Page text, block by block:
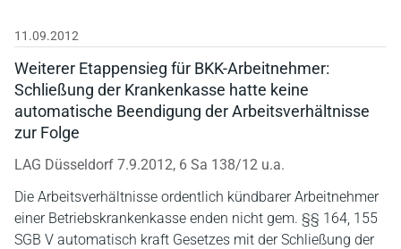
11.09.2012
Weiterer Etappensieg für BKK-Arbeitnehmer:
Schließung der Krankenkasse hatte keine
automatische Beendigung der Arbeitsverhältnisse
zur Folge
LAG Düsseldorf 7.9.2012, 6 Sa 138/12 u.a.
Die Arbeitsverhältnisse ordentlich kündbarer Arbeitnehmer
einer Betriebskrankenkasse enden nicht gem. §§ 164, 155
SGB V automatisch kraft Gesetzes mit der Schließung der